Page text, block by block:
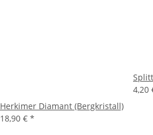
Herkimer Diamant (Bergkristall)
18,90 € *
4,20